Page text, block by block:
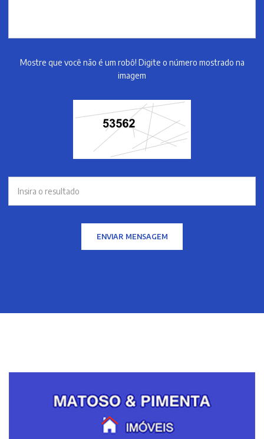
Mostre que você não é um robô! Digite o número mostrado na
imagem
ENVIAR MENSAGEM